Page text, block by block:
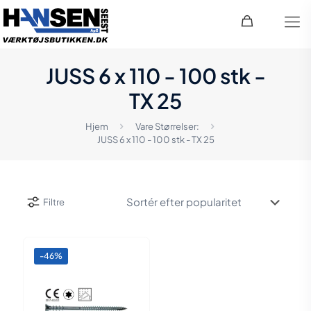
JUSS 6 x 110 - 100 stk -
TX 25
Hjem
Vare Størrelser:
JUSS 6 x 110 - 100 stk - TX 25
Filtre
-46%